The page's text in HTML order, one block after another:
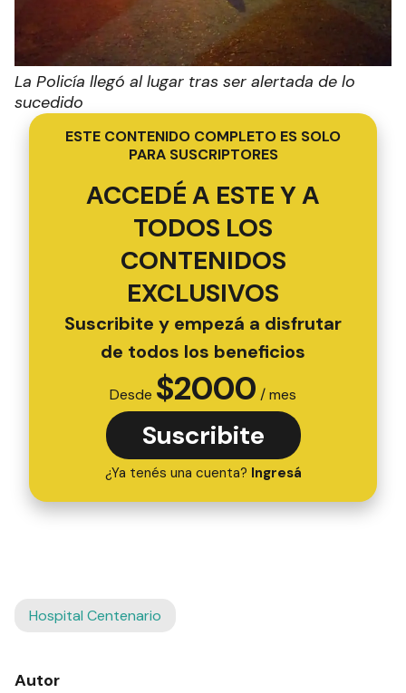
La Policía llegó al lugar tras ser alertada de lo
sucedido
ESTE CONTENIDO COMPLETO ES SOLO
PARA SUSCRIPTORES
ACCEDÉ A ESTE Y A
TODOS LOS
CONTENIDOS
EXCLUSIVOS
Suscribite y empezá a disfrutar
de todos los beneficios
Desde $2000 / mes
Suscribite
¿Ya tenés una cuenta? Ingresá
Hospital Centenario
Autor